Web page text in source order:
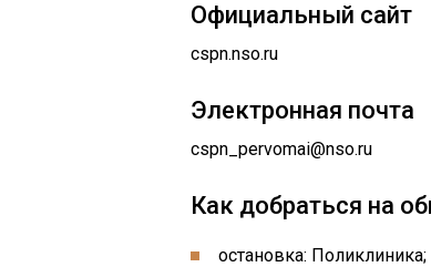
Официальный сайт
cspn.nso.ru
Электронная почта
cspn_pervomai@nso.ru
Как добраться на
остановка: Поликлиника;